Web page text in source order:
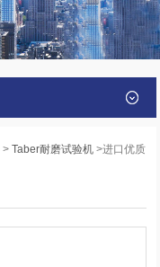
>Taber耐磨试验机 >进口优质